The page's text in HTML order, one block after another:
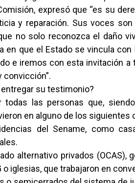
expresó que “es su
y reparación. Sus voces
no solo reconozca el daño
en que el Estado se vincula
e iremos con esta invitación a
convicción”.
su testimonio?
todas las personas que,
en alguno de los siguientes
del Sename, como
alternativo privados (OCAS),
o iglesias, que trabajaron en